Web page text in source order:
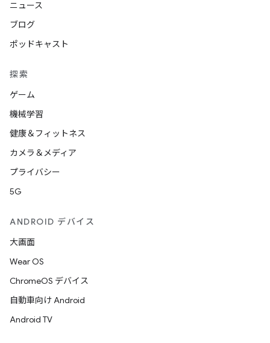
ニュース
ブログ
ポッドキャスト
探索
ゲーム
機械学習
健康＆フィットネス
カメラ＆メディア
プライバシー
5G
ANDROID デバイス
大画面
Wear OS
ChromeOS デバイス
自動車向け Android
Android TV